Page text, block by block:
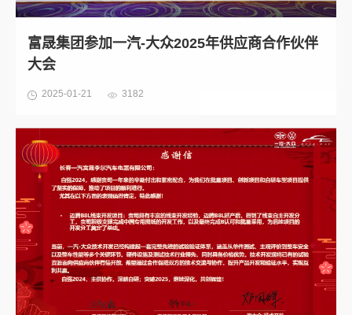
富晟集团参加一汽-大众2025年供应商合作伙伴
大会
2025-01-21 3182